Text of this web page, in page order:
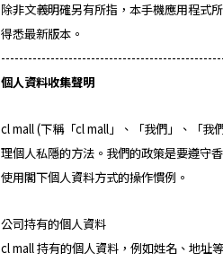
除非文義明確另有所指，本手機應用程式
得悉最新版本。
個人資料收集聲明
cl mall (下稱「cl mall」、「我們」、「我
理個人私隱的方法。我們的政策是要遵守
使用閣下個人資料方式的操作慣例。
公司持有的個人資料
cl mall 持有的個人資料，例如姓名、地址